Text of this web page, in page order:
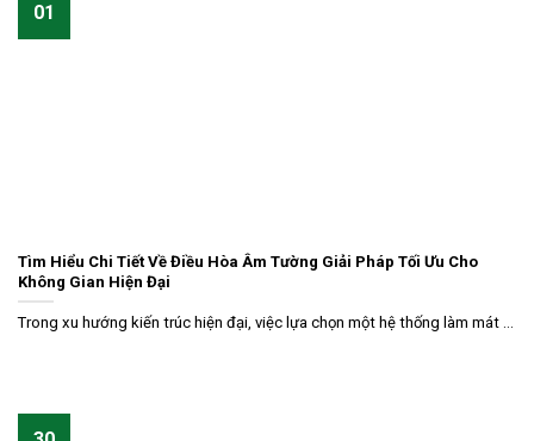
Tìm Hiểu Chi Tiết Về Điều Hòa Âm Tường Giải Pháp Tối Ưu Cho
Không Gian Hiện Đại
Trong xu hướng kiến trúc hiện đại, việc lựa chọn một hệ thống làm mát ...
01